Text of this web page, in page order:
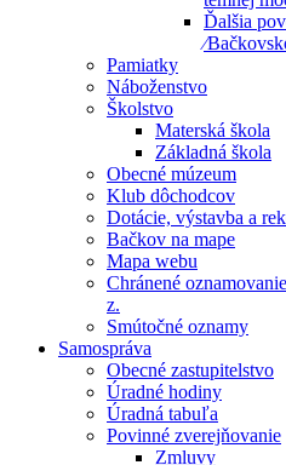
Ďalšia
Pamiatky
Náboženstvo
Školstvo
Materská škola
Základná škola
Obecné múzeum
Klub dôchodcov
Dotácie, výstavba a
Bačkov na mape
Mapa webu
Chránené
z.
Smútočné oznamy
Samospráva
Obecné zastupitelstvo
Úradné hodiny
Úradná tabuľa
Povinné zverejňovanie
Zmluvy